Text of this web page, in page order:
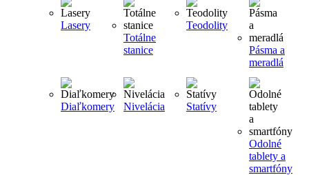
Lasery
Totálne
stanice
Teodolity
Pásma a
meradlá
Diaľkomery Nivelácia Statívy
Odolné
tablety a
smartfóny